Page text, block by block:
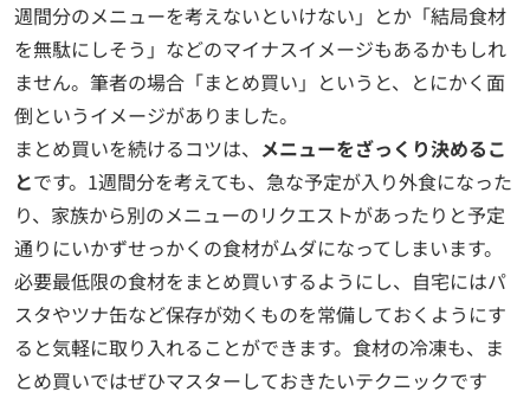
週間分のメニューを考えないといけない」とか「結局食材
を無駄にしそう」などのマイナスイメージもあるかもしれ
ません。筆者の場合「まとめ買い」というと、とにかく面
倒というイメージがありました。
まとめ買いを続けるコツは、 メニューをざっくり決めるこ
とです。1週間分を考えても、急な予定が入り外食になった
り、家族から別のメニューのリクエストがあったりと予定
通りにいかずせっかくの食材がムダになってしまいます。
必要最低限の食材をまとめ買いするようにし、自宅にはパ
スタやツナ缶など保存が効くものを常備しておくようにす
ると気軽に取り入れることができます。食材の冷凍も、ま
とめ買いではぜひマスターしておきたいテクニックです